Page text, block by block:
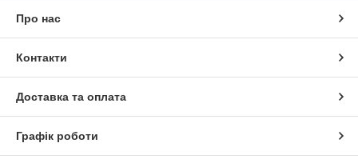
Про нас
Контакти
Доставка та оплата
Графік роботи